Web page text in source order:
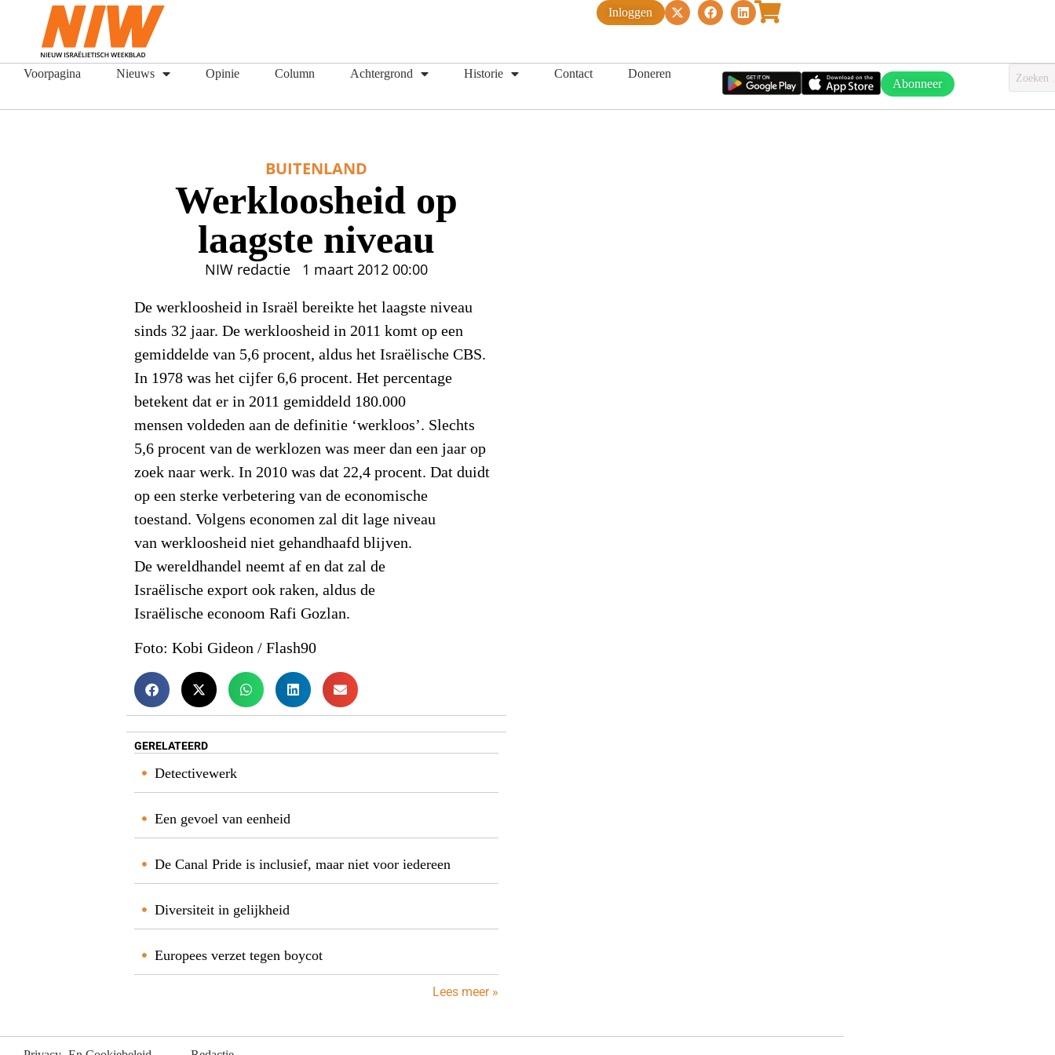
Inloggen
Voorpagina Nieuws Opinie Column Achtergrond Historie Contact Doneren
Abonneer
BUITENLAND
Werkloosheid op
laagste niveau
NIW redactie 1 maart 2012 00:00
De werkloosheid in Israël bereikte het laagste niveau
sinds 32 jaar. De werkloosheid in 2011 komt op een
gemiddelde van 5,6 procent, aldus het Israëlische CBS.
In 1978 was het cijfer 6,6 procent. Het percentage
betekent dat er in 2011 gemiddeld 180.000
mensen voldeden aan de definitie ‘werkloos’. Slechts
5,6 procent van de werklozen was meer dan een jaar op
zoek naar werk. In 2010 was dat 22,4 procent.Dat duidt
op een sterke verbetering van de economische
toestand. Volgens economen zal dit lage niveau
van werkloosheid niet gehandhaafd blijven.
De wereldhandel neemt af en dat zal de
Israëlische export ook raken, aldus de
Israëlische econoom Rafi Gozlan.
Foto: Kobi Gideon / Flash90
GERELATEERD
Detectivewerk
Een gevoel van eenheid
De Canal Pride is inclusief, maar niet voor iedereen
Diversiteit in gelijkheid
Europees verzet tegen boycot
Lees meer »